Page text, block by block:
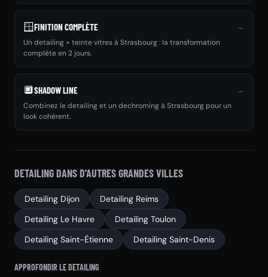
🪟FINITION COMPLÈTE →
Un detailing + teinte vitres à Strasbourg : la transformation
complète en 2 jours.
🔲SHADOW LINE →
Combinez le detailing et un dechroming à Strasbourg pour un
look cohérent.
DETAILING DANS D'AUTRES GRANDES VILLES
Detailing Dijon
Detailing Reims
Detailing Le Havre
Detailing Toulon
Detailing Saint-Étienne
Detailing Saint-Denis
APPROFONDIR LE DETAILING